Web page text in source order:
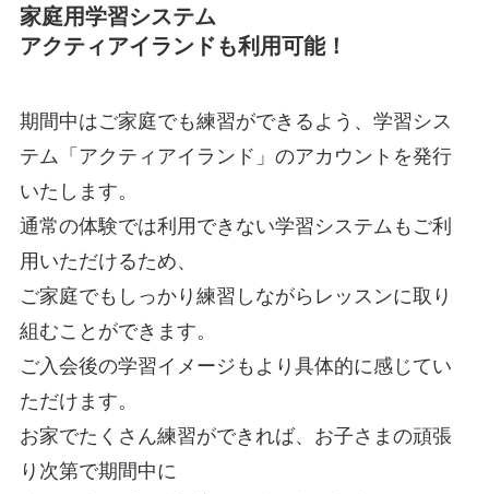
家庭用学習システム
アクティアイランドも利用可能！
期間中はご家庭でも練習ができるよう、学習シス
テム「アクティアイランド」のアカウントを発行
いたします。
通常の体験では利用できない学習システムもご利
用いただけるため、
ご家庭でもしっかり練習しながらレッスンに取り
組むことができます。
ご入会後の学習イメージもより具体的に感じてい
ただけます。
お家でたくさん練習ができれば、お子さまの頑張
り次第で期間中に